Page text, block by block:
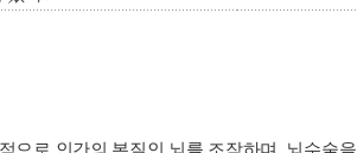
으로 인간의 본질인 뇌를 조작하며, 뇌수술을